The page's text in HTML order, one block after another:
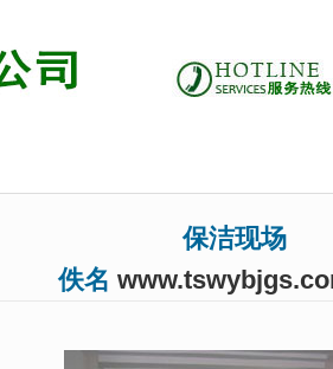
保洁现场
佚名